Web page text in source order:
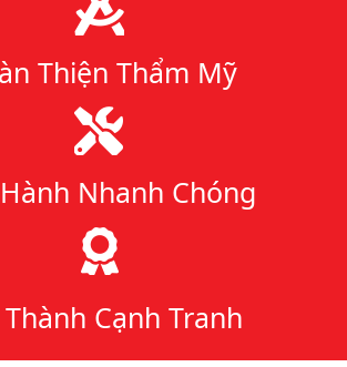
Thiện Thẩm Mỹ
Nhanh Chóng
Thành Cạnh Tranh